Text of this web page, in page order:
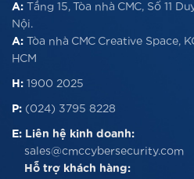
A: Tầng 15, Tòa nhà CMC, Số 11
Nội.
A: Tòa nhà CMC Creative Space,
HCM
H: 1900 2025
P: (024) 3795 8228
E: Liên hệ kinh doanh:
sales@cmccybersecurity.com
Hỗ trợ khách hàng: